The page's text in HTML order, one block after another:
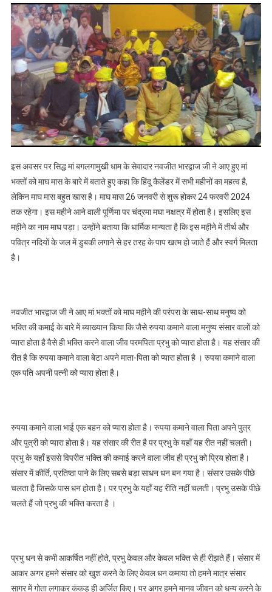
इस अवसर पर सिद्ध मां बगलगामुखी धाम के सेवादार नवजीत भारद्वाज जी ने आए हुए मां
भक्तों को माघ मास के बारे में बताते हुए कहा कि हिंदू कैलेंडर में सभी महीनों का महत्व है,
लेकिन माघ मास बहुत खास है। माघ मास 26 जनवरी से शुरू होकर 24 फरवरी 2024
तक रहेगा। इस महीने आने वाली पूर्णिमा पर चंद्रमा मघा नक्षत्र में होता है। इसलिए इस
महीने का नाम माघ पड़ा। उन्होंने बताया कि धार्मिक मान्यता है कि इस महीने में तीर्थ और
पवित्र नदियों के जल में डुबकी लगाने से हर तरह के पाप खत्म हो जाते हैं और स्वर्ग मिलता
है।
नवजीत भारद्वाज जी ने आए मां भक्तों को माघ महीने की परंपरा के साथ-साथ मनुष्य को
भक्ति की कमाई के बारे में ब्याख्यान किया कि जैसे रुपया कमाने वाला मनुष्य संसार वालों को
प्यारा होता है वैसे ही भक्ति करने वाला जीव परमपिता प्रभु को प्यारा होता है। यह संसार की
रीत है कि रुपया कमाने वाला बेटा अपने माता-पिता को प्यारा होता है । रुपया कमाने वाला
एक पति अपनी पत्नी को प्यारा होता है।
रुपया कमाने वाला भाई एक बहन को प्यारा होता है। रुपया कमाने वाला पिता अपने पुत्र
और पुत्री को प्यारा होता है। यह संसार की रीत है पर प्रभु के यहाँ यह रीत नहीं चलती।
प्रभु के यहाँ इससे विपरीत भक्ति की कमाई करने वाला जीव ही प्रभु को प्रिय होता है।
संसार में कीर्ति, प्रतिष्ठा पाने के लिए सबसे बड़ा साधन धन बन गया है। संसार उसके पीछे
चलता है जिसके पास धन होता है। पर प्रभु के यहाँ यह रीति नहीं चलती। प्रभु उसके पीछे
चलते हैं जो प्रभु की भक्ति करता है ।
प्रभु धन से कभी आकर्षित नहीं होते, प्रभु केवल और केवल भक्ति से ही रीझते हैं। संसार में
आकर अगर हमने संसार को खुश करने के लिए केवल धन कमाया तो हमने मात्र संसार
सागर में गोता लगाकर कंकड़ ही अर्जित किए। पर अगर हमने मानव जीवन को धन्य करने के